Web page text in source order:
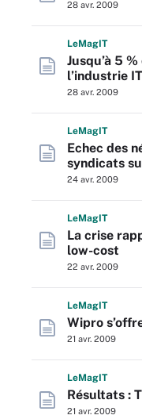
28 avr. 2009
LeMagIT
Jusqu’à 5
l’industrie
28 avr. 2009
LeMagIT
Echec des
syndicats
24 avr. 2009
LeMagIT
La crise
low-cost
22 avr. 2009
LeMagIT
Wipro
21 avr. 2009
LeMagIT
Résultats :
21 avr. 2009